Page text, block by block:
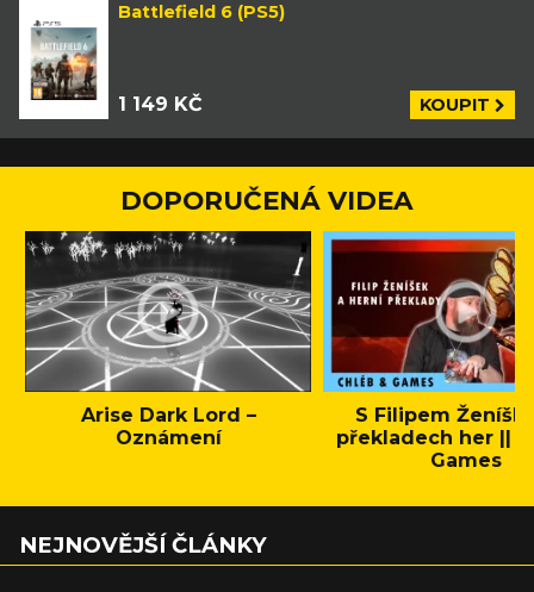
Battlefield 6 (PS5)
1 149 KČ KOUPIT
DOPORUČENÁ VIDEA
Arise Dark Lord –
Oznámení
S Filipem
překladech her ||
Games
NEJNOVĚJŠÍ ČLÁNKY